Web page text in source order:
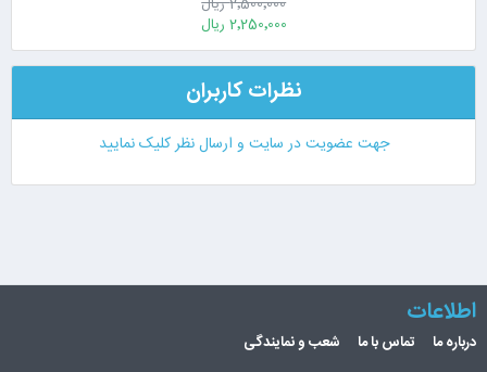
2٬250٬000 ریال
نظرات کاربران
جهت عضویت در سایت و ارسال نظر کلیک نمایید
اطلاعات
درباره ما تماس با ما شعب و نمایندگی